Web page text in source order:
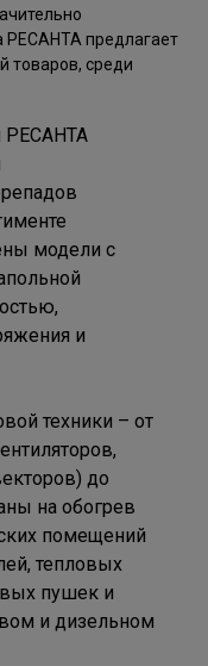
РЕСАНТА предлагает
товаров, среди
РЕСАНТА
модели с
и
техники – от
до
на обогрев
помещений
тепловых
пушек и
и дизельном